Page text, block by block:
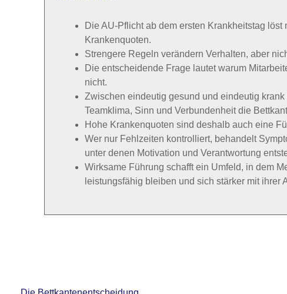
Die AU-Pflicht ab dem ersten Krankheitstag löst
Krankenquoten.
Strengere Regeln verändern Verhalten, aber
Die entscheidende Frage lautet warum
nicht.
Zwischen eindeutig gesund und eindeutig
Teamklima, Sinn und Verbundenheit die
Hohe Krankenquoten sind deshalb auch eine
Wer nur Fehlzeiten kontrolliert, behandelt
unter denen Motivation und Verantwortung
Wirksame Führung schafft ein Umfeld, in dem
leistungsfähig bleiben und sich stärker mit ihrer